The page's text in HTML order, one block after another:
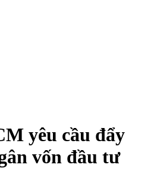
yêu cầu đẩy
vốn đầu tư